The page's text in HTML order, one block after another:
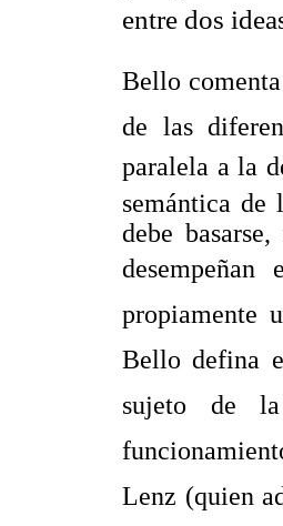
entre dos
Bello
de las
paralela a la
semántica de
debe
desempeñan
propiamente
Bello defina
sujeto de la
Lenz (quien